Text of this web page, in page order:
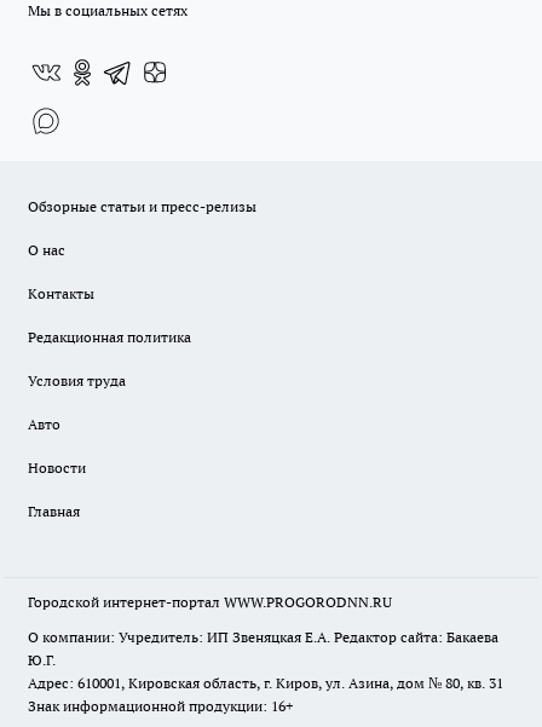
Мы в социальных сетях
Обзорные статьи и пресс-релизы
О нас
Контакты
Редакционная политика
Условия труда
Авто
Новости
Главная
Городской интернет-портал WWW.PROGORODNN.RU
О компании: Учредитель: ИП Звеняцкая Е.А. Редактор сайта: Бакаева
Ю.Г.
Адрес: 610001, Кировская область, г. Киров, ул. Азина, дом № 80, кв. 31
Знак информационной продукции: 16+